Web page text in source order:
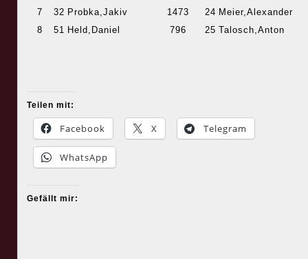
7
32 Probka,Jakiv 1473 24 Meier,Alexander
8
51 Held,Daniel 796 25 Talosch,Anton
Teilen mit:
Facebook X Telegram
WhatsApp
Gefällt mir: